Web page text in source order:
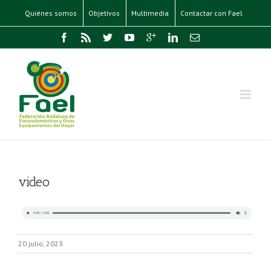
Quiénes somos Objetivos Multimedia Contactar con Fael
video
20 julio, 2023